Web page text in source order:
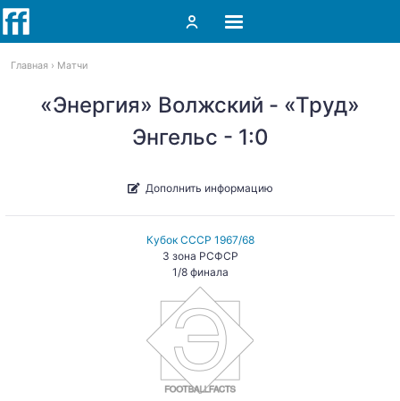
Главная Матчи
«Энергия» Волжский - «Труд»
Энгельс - 1:0
Дополнить информацию
Кубок СССР 1967/68
3 зона РСФСР
1/8 финала